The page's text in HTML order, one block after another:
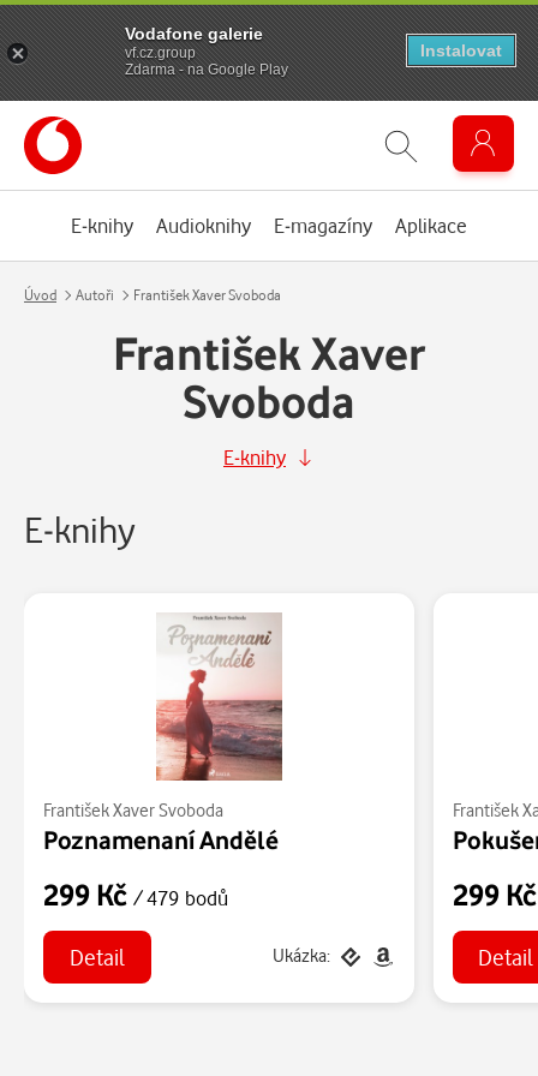
E-knihy Audioknihy E-magazíny Aplikace
Úvod Autoři František Xaver Svoboda
František Xaver
Svoboda
E-knihy
E-knihy
František Xaver Svoboda
Poznamenaní Andělé
299 Kč / 479 bodů
Detail Ukázka:
František
299
Detail
Vodafone galerie
vf.cz.group
Zdarma - na Google Play
Instalovat